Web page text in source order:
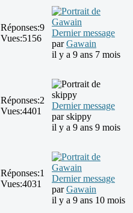
Réponses:9
Vues:5156
Dernier message
parGawain
il y a 9 ans 7 mois
Réponses:2
Vues:4401
Dernier message
parskippy
il y a 9 ans 9 mois
Réponses:1
Vues:4031
Dernier message
parGawain
il y a 9 ans 10 mois